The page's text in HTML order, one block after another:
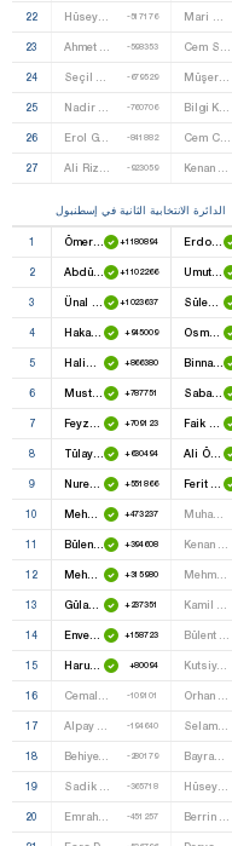
22 Hüseyin Eroğlu -517176
23 -598353
24 -679529 Müşerref Aksak
25 -760706
26 Erol Günay -841882 Cem Cengiz Yilmaz
27 -923059
الدائرة الانتخابية الثانية في إسطنبول
1 Ömer Dinçer +1180894 Erdoğan Toprak
2 Abdülkadir Aksu +1102266 Umut Oran
3 +1023637 Süleyman Çelebi
4 Hakan Şükür +945009 Osman Oktay Ekşi
5 +866380 Binnaz Toprak
6 Mustafa Şentop +787751 Sabahat Akkiray
7 +709123
8 Tülay Kaynarca +630494 Ali Özgündüz
9 Nureddin Nebati +551866
10 Mehmet Doğan Kubat +473237 Muhammet Çakmak
11 Bülent Turan +394608
12 Mehmet Muş +315980 Mehmet Ali Özpolat
13 Gülaş Dalyan +237351
14 Enver Yilmaz +158723
15 Harun Karaca +80094 Kutsiye Benan Baykal
16 -109101
17 -194640 Selami Özdemir
18 Behiye Eker Albayrak -280179 Bayramali Çeşmeci
19 -365718 Hüseyin Aydoğdu
20 Emrah Kulakli -451257